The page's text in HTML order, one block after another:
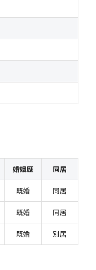
婚姻歴 同居
既婚 同居
既婚 同居
既婚 別居